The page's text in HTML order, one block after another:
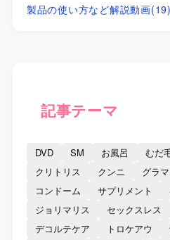
製品の使い方など解説動画(19)
記事テーマ
DVD SM お風呂 むだ
クリトリス
クンニ
グラ
コンドーム
サプリメント
ジョリマリス
セックスレス
デコルテケア
トロケアウ